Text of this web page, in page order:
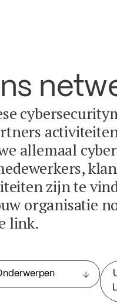
allemaal
zijn te
organisatie
link.